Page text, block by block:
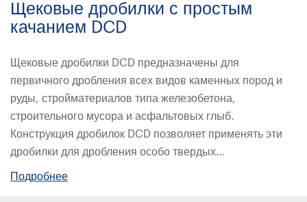
Щековые дробилки с простым
качанием DCD
Щековые дробилки DCD предназначены для
первичного дробления всех видов каменных пород и
руды, стройматериалов типа железобетона,
строительного мусора и асфальтовых глыб.
Конструкция дробилок DCD позволяет применять эти
дробилки для дробления особо твердых…
Подробнее